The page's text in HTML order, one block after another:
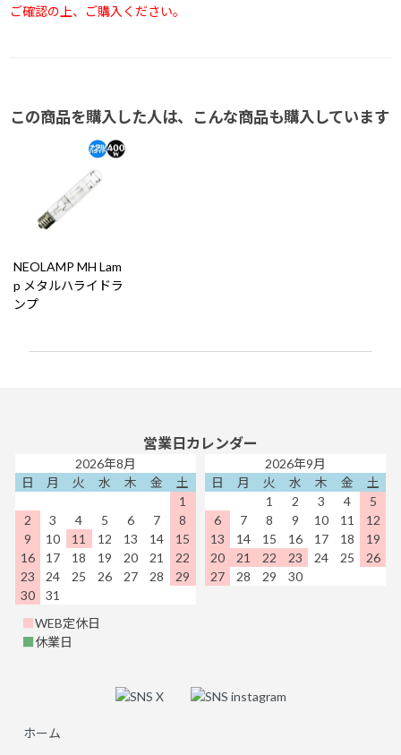
ご確認の上、ご購入ください。
この商品を購入した人は、こんな商品も購入しています
NEOLAMP MH Lam
p メタルハライドラ
ンプ
営業日カレンダー
2026年8月
日
月 火 水 木 金
土
1
2
3 4 5 6 7
8
9
10 11 12 13 14
15
16
17 18 19 20 21
22
23
24 25 26 27 28
29
30
31
2026年9月
日
月 火 水 木 金
土
1
2 3 4
5
6
7 8 9 10 11
12
13
14 15 16 17 18
19
20
21 22 23 24 25
26
27
28 29 30
■WEB定休日
■休業日
ホーム